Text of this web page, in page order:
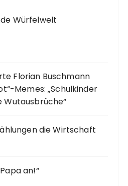
Würfelwelt
Florian Buschmann
Memes: „Schulkinder
die Wirtschaft
an!“